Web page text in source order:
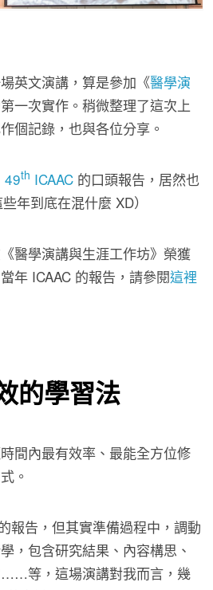
英文演講，算是參加《醫學演
一次實作。稍微整理了這次上
個記錄，也與各位分享。
49th ICAAC 的口頭報告，居然也
年到底在混什麼 XD）
醫學演講與生涯工作坊》榮獲
當年 ICAAC 的報告，請參閱這裡
的學習法
間內最有效率、最能全方位修
。
報告，但其實準備過程中，調動
，包含研究結果、內容構思、
等，這場演講對我而言，幾